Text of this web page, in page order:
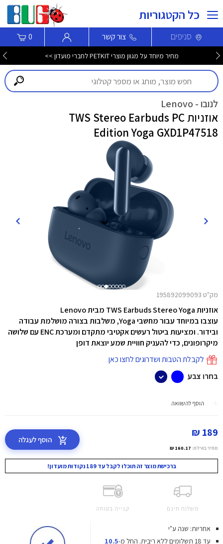
כל הקטגוריות
סניפים צור קשר 0
מחיר מיוחד על מגוון מוצרי PETKIT לחברי מועדון >>
לנובו - Lenovo
אוזניות TWS Stereo Earbuds PC
Edition Yoga GXD1P47518
מק"ט 195892099093
אוזניות TWS Earbuds Stereo Yoga מבית Lenovo
עוצבו במיוחד עבור מחשבי Yoga, משלבות בצורה מושלמת עבודה
ובידור. ומציעות ביטול רעשים אקטיבי מתקדם ומערכת ENC עם שלושה
מיקרופונים, כדי להעניק חוויית שמע יוצאת דופן
לקבלת הטבות ושדרוגים לחצו כאן
בחרו צבע
הוסף להשוואה
189 ₪
מחיר באילת: 160.17 ₪
הוסף לעגלה
ברכישת מוצר זה תוכלו לקבל עד 189 נקודות מועדון!
משלוח חינם קנייה בטוחה
אחריות: שנה ע"י
עד 18 תשלומים ללא ריבית.
החל מ-10.5